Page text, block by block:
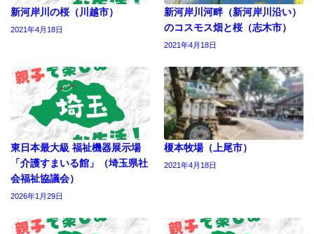
新河岸川の桜（川越市）
2021年4月18日
新河岸川河畔（新河岸川沿い）
のコスモス畑と桜（志木市）
2021年4月18日
東日本最大級 福祉機器展示場
「介護すまいる館」（埼玉県社
会福祉協議会）
2026年1月29日
榎本牧場（上尾市）
2021年4月18日